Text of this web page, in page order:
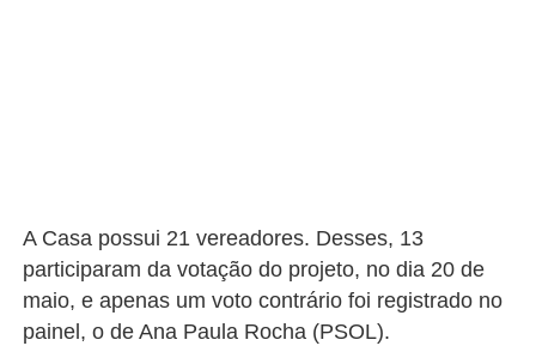
A Casa possui 21 vereadores. Desses, 13
participaram da votação do projeto, no dia 20 de
maio, e apenas um voto contrário foi registrado no
painel, o de Ana Paula Rocha (PSOL).